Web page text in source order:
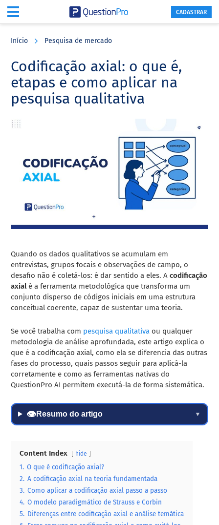
content
sidebar
CADASTRAR
Início Pesquisa de mercado
Codificação axial: o que é,
etapas e como aplicar na
pesquisa qualitativa
Quando os dados qualitativos se acumulam em
entrevistas, grupos focais e observações de campo, o
desafio não é coletá-los: é dar sentido a eles. Acodificação
axialé a ferramenta metodológica que transforma um
conjunto disperso de códigos iniciais em uma estrutura
conceitual coerente, capaz de sustentar uma teoria.
Se você trabalha com pesquisa qualitativa ou qualquer
metodologia de análise aprofundada, este artigo explica o
que é a codificação axial, como ela se diferencia das outras
fases do processo, quais passos seguir para aplicá-la
corretamente e como as ferramentas nativas do
QuestionPro AI permitem executá-la de forma sistemática.
👁Resumo do artigo ▼
Content Index hide
1. O que é codificação axial?
2. A codificação axial na teoria fundamentada
3. Como aplicar a codificação axial passo a passo
4. O modelo paradigmático de Strauss e Corbin
5. Diferenças entre codificação axial e análise temática